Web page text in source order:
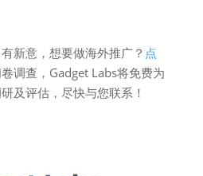
新意，想要做海外推广？ 点
调查，Gadget Labs将免费为
及评估，尽快与您联系！